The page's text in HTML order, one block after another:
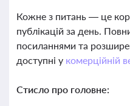
Кожне з питань — це
публікацій за день.
посиланнями та
доступні у комерційній
Стисло про головне: